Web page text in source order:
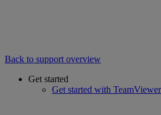
Back to support overview
Get started
Get started with